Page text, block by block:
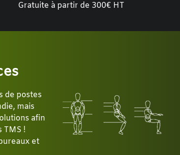
Gratuite à partir de 300€ HT
de postes
mais
afin
TMS !
et